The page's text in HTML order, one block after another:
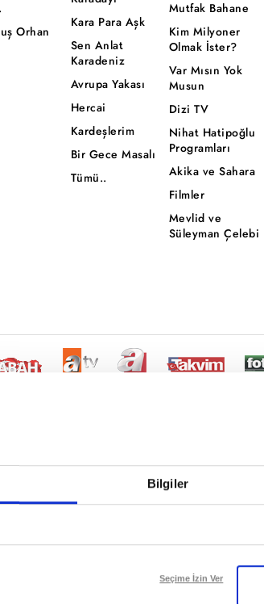
Bilgiler
Reddet
Seçime İzin Ver
Orhan
Kara Para Aşk
Sen Anlat
Karadeniz
Avrupa Yakası
Hercai
Kardeşlerim
Bir Gece Masalı
Tümü..
Mutfak Bahane
Kim Milyoner
Olmak İster?
Var Mısın Yok
Musun
Dizi TV
Nihat Hatipoğlu
Programları
Akika ve Sahara
Filmler
Mevlid ve
Süleyman Çelebi